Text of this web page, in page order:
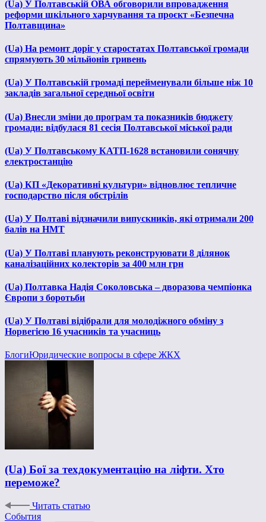
(Ua) У Полтавській ОВА обговорили впровадження
реформи шкільного харчування та проєкт «Безпечна
Полтавщина»
(Ua) На ремонт доріг у старостатах Полтавської громади
спрямують 30 мільйонів гривень
(Ua) У Полтавській громаді перейменували більше ніж 10
закладів загальної середньої освіти
(Ua) Внесли зміни до програм та показників бюджету
громади: відбулася 81 сесія Полтавської міської ради
(Ua) У Полтавському КАТП-1628 встановили сонячну
електростанцію
(Ua) КП «Декоративні культури» відновлює тепличне
господарство після обстрілів
(Ua) У Полтаві відзначили випускників, які отримали 200
балів на НМТ
(Ua) У Полтаві планують реконструювати 8 ділянок
каналізаційних колекторів за 400 млн грн
(Ua) Полтавка Надія Соколовська – дворазова чемпіонка
Європи з боротьби
(Ua) У Полтаві відібрали для молодіжного обміну з
Норвегією 16 учасників та учасниць
БлогиЮридические вопросы в сфере ЖКХ
(Ua) Бої за техдокументацію на ліфти. Хто
переможе?
Читать статью
События